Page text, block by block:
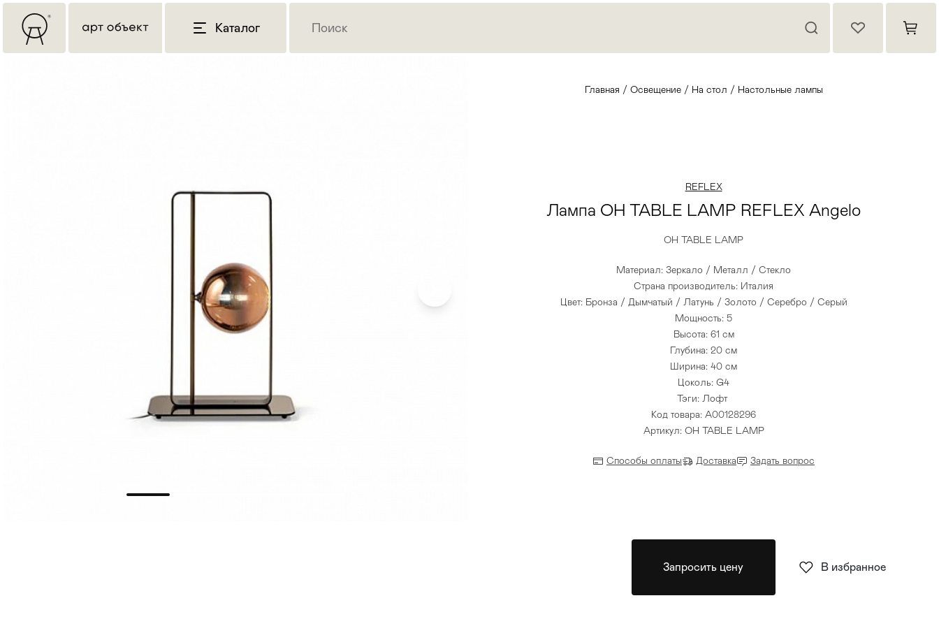
Каталог
Главная / Освещение/ На стол / Настольные лампы
REFLEX
Лампа OH TABLE LAMP REFLEX Angelo
OH TABLE LAMP
Материал: Зеркало / Металл / Стекло
Страна производитель: Италия
Цвет: Бронза / Дымчатый / Латунь / Золото / Серебро / Серый
Мощность: 5
Высота: 61 см
Глубина: 20 см
Ширина: 40 см
Цоколь: G4
Тэги: Лофт
Код товара: A00128296
Артикул: OH TABLE LAMP
Способы оплаты Доставка Задать вопрос
Запросить цену В избранное